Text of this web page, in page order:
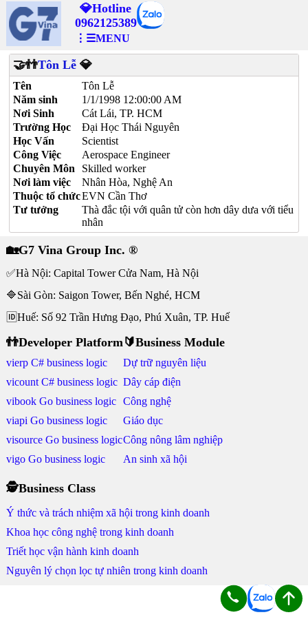
💎Hotline
0962125389
⋮☰MENU
🤝👬Tôn Lễ 💎
Tên
Tôn Lễ
Năm sinh
1/1/1998 12:00:00 AM
Nơi Sinh
Cát Lái, TP. HCM
Trường Học
Đại Học Thái Nguyên
Học Vấn
Scientist
Công Việc
Aerospace Engineer
Chuyên Môn
Skilled worker
Nơi làm việc
Nhân Hòa, Nghệ An
Thuộc tổ chứcEVN Cần Thơ
Tư tưởng
Thà đắc tội với quân tử còn hơn dây dưa với tiểu
nhân
🏡G7 Vina Group Inc. ®
✅Hà Nội: Capital Tower Cửa Nam, Hà Nội
🔷Sài Gòn: Saigon Tower, Bến Nghé, HCM
🆔Huế: Số 92 Trần Hưng Đạo, Phú Xuân, TP. Huế
👬Developer Platform
vierp C# business logic
vicount C# business logic
vibook Go business logic
viapi Go business logic
visource Go business logic
vigo Go business logic
🔰Business Module
Dự trữ nguyên liệu
Dây cáp điện
Công nghệ
Giáo dục
Công nông lâm nghiệp
An sinh xã hội
🕵Business Class
Ý thức và trách nhiệm xã hội trong kinh doanh
Khoa học công nghệ trong kinh doanh
Triết học vận hành kinh doanh
Nguyên lý chọn lọc tự nhiên trong kinh doanh